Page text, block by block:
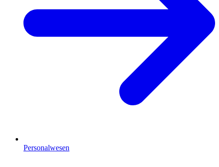
Personalwesen